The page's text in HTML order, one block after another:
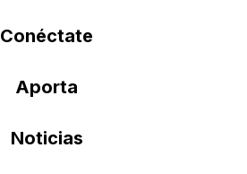
Conéctate
Aporta
Noticias